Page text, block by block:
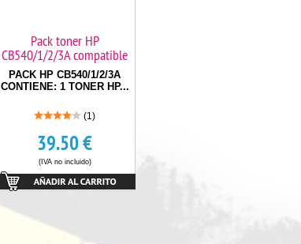
Pack toner HP
CB540/1/2/3A compatible
PACK HP CB540/1/2/3A
CONTIENE: 1 TONER HP...
(1)
39.50€
(IVA no incluido)